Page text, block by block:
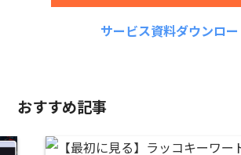
サービス資料ダウンロ
おすすめ記事